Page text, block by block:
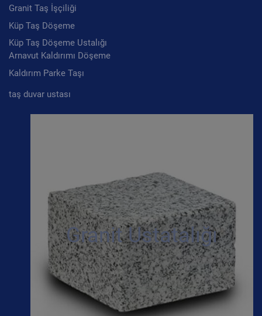
Granit Taş İşçiliği
Küp Taş Döşeme
Küp Taş Döşeme Ustalığı
Arnavut Kaldırımı Döşeme
Kaldırım Parke Taşı
taş duvar ustası
Granit Ustatalığı